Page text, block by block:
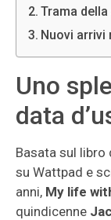
Trama
Nuovi arrivi
Uno
data
Basata sul libro
su Wattpad e
anni, My life
quindicenne